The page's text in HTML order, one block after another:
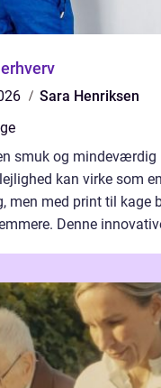
Sara Henriksen
smuk og mindeværdig
kan virke som en
men med print til kage
Denne